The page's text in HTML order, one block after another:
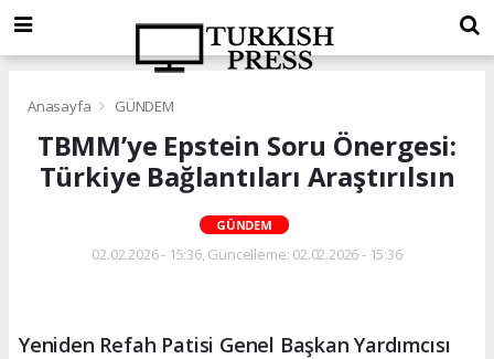
Anasayfa GÜNDEM
TBMM’ye Epstein Soru Önergesi:
Türkiye Bağlantıları Araştırılsın
GÜNDEM
02.02.2026 - 15:36, Güncelleme: 02.02.2026 - 15:36
Yeniden Refah Patisi Genel Başkan Yardımcısı